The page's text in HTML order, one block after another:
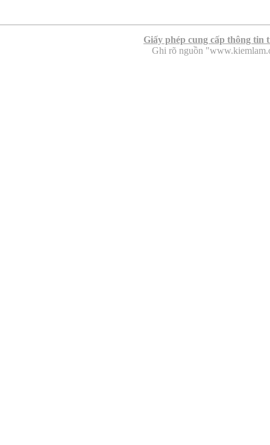
Giấy phép cung cấp thông tin
Ghi rõ nguồn